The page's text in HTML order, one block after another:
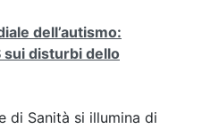
dell’autismo:
sui disturbi dello
di Sanità si illumina di